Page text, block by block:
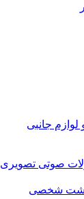
جانبی
صوتی تصویری
شخصی